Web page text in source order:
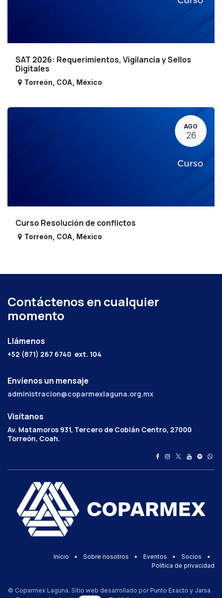
SAT 2026: Requerimientos, Vigilancia y Sellos
Digitales
Torreón COA México
AGO
26
Curso Resolución de conflictos
Torreón COA México
Contáctenos en cualquier
momento
Llámenos
+52 (871) 267 6740 ext. 104
Envíenos un mensaje
administracion@coparmexlaguna.org.mx
Visítanos
Av. Matamoros 931, Tercero de Cobián Centro, 27000
Torreón, Coah.
Inicio • Sobre nosotros • Eventos • Socios
•
Política de privacidad
© Coparmex Laguna. Sitio web desarrollado por Punto Exacto y Jarsa